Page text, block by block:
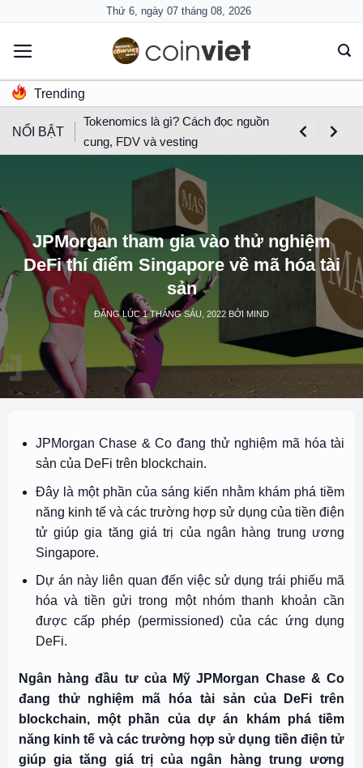
content
Thứ 6, ngày 07 tháng 08, 2026
Trending
NỔI BẬT
Tokenomics là gì? Cách đọc nguồn
cung, FDV và vesting
JPMorgan tham gia vào thử nghiệm
DeFi thí điểm Singapore về mã hóa tài
sản
ĐĂNG LÚC 1 THÁNG SÁU, 2022 BỞI MIND
JPMorgan Chase & Co đang thử nghiệm mã hóa tài
sản của DeFi trên blockchain.
Đây là một phần của sáng kiến ​​nhằm khám phá tiềm
năng kinh tế và các trường hợp sử dụng của tiền điện
tử giúp gia tăng giá trị của ngân hàng trung ương
Singapore.
Dự án này liên quan đến việc sử dụng trái phiếu mã
hóa và tiền gửi trong một nhóm thanh khoản cần
được cấp phép (permissioned) của các ứng dụng
DeFi.
Ngân hàng đầu tư của Mỹ JPMorgan Chase & Co
đang thử nghiệm mã hóa tài sản của DeFi trên
blockchain, một phần của dự án khám phá tiềm
năng kinh tế và các trường hợp sử dụng tiền điện tử
giúp gia tăng giá trị của ngân hàng trung ương